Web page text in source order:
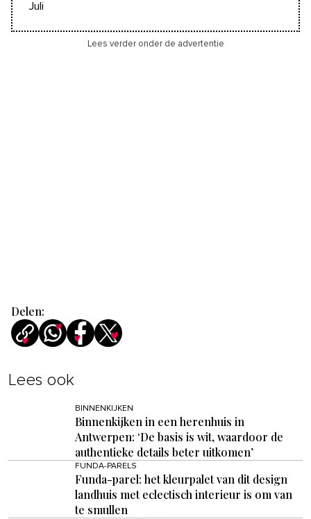
Juli
Lees verder onder de advertentie
Delen:
Lees ook
BINNENKIJKEN
Binnenkijken in een herenhuis in
Antwerpen: ‘De basis is wit, waardoor de
authentieke details beter uitkomen’
FUNDA-PARELS
Funda-parel: het kleurpalet van dit design
landhuis met eclectisch interieur is om van
te smullen